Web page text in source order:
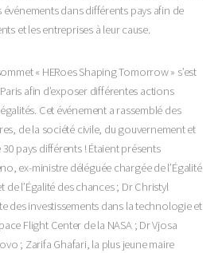
dans différents pays afin de
et les entreprises à leur cause.
« HERoes Shaping Tomorrow » s’est
afin d’exposer différentes actions
Cet événement a rassemblé des
de la société civile, du gouvernement et
pays différents ! Étaient présents
ex-ministre déléguée chargée de l’Égalité
de l’Égalité des chances ; Dr Christyl
des investissements dans la technologie et
Flight Center de la NASA ; Dr Vjosa
; Zarifa Ghafari, la plus jeune maire